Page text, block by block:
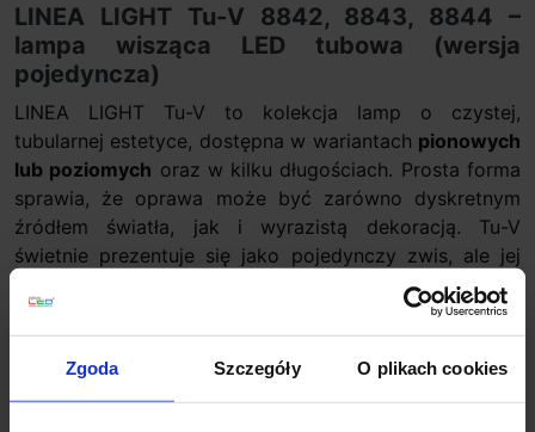
Zgoda Szczegóły O plikach cookies
LINEA LIGHT Tu-V 8842, 8843, 8844 –
lampa wisząca LED tubowa (wersja
pojedyncza)
LINEA LIGHT Tu-V to kolekcja lamp o czystej,
tubularnej estetyce, dostępna w wariantach pionowych
lub poziomych oraz w kilku długościach. Prosta forma
sprawia, że oprawa może być zarówno dyskretnym
źródłem światła, jak i wyrazistą dekoracją. Tu-V
świetnie prezentuje się jako pojedynczy zwis, ale jej
największą siłą jest możliwość tworzenia kompozycji:
od minimalistycznych układów po wielopunktowe
aranżacje przypominające świetlne kaskady i „leśne”
sufity.